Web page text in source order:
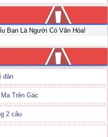
Bạn Là Người Có Văn Hóa!
đản
Trên Gác
2 câu